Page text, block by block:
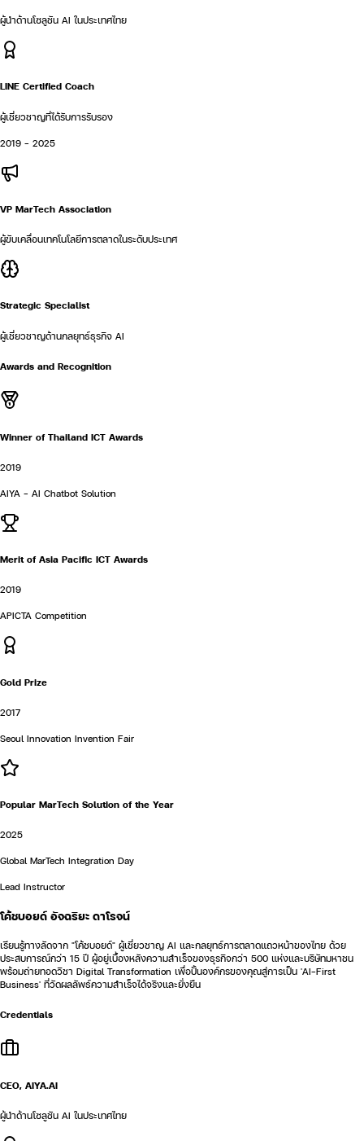
ผู้นำด้านโซลูชัน AI ในประเทศไทย
LINE Certified Coach
ผู้เชี่ยวชาญที่ได้รับการรับรอง
2019 - 2025
VP MarTech Association
ผู้ขับเคลื่อนเทคโนโลยีการตลาดในระดับประเทศ
Strategic Specialist
ผู้เชี่ยวชาญด้านกลยุทธ์ธุรกิจ AI
Awards and Recognition
Winner of Thailand ICT Awards
2019
AIYA - AI Chatbot Solution
Merit of Asia Pacific ICT Awards
2019
APICTA Competition
Gold Prize
2017
Seoul Innovation Invention Fair
Popular MarTech Solution of the Year
2025
Global MarTech Integration Day
Lead Instructor
โค้ชบอยด์ อัจฉริยะ ดาโรจน์
เรียนรู้ทางลัดจาก "โค้ชบอยด์" ผู้เชี่ยวชาญ AI และกลยุทธ์การตลาดแถวหน้าของไทย ด้วย
ประสบการณ์กว่า 15 ปี ผู้อยู่เบื้องหลังความสำเร็จของธุรกิจกว่า 500 แห่งและบริษัทมหาชน
พร้อมถ่ายทอดวิชา Digital Transformation เพื่อปั้นองค์กรของคุณสู่การเป็น 'AI-First
Business' ที่วัดผลลัพธ์ความสำเร็จได้จริงและยั่งยืน
Credentials
CEO, AIYA.AI
ผู้นำด้านโซลูชัน AI ในประเทศไทย